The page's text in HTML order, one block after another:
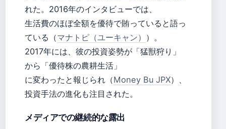
れた。2016年のインタビューでは、
生活費のほぼ全額を優待で賄っていると語っ
ている（マナトピ（ユーキャン） ）。
2017年には、彼の投資姿勢が「猛獣狩り」
から「優待株の農耕生活」
に変わったと報じられ（Money Bu JPX）、
投資手法の進化も注目された。
メディアでの継続的な露出